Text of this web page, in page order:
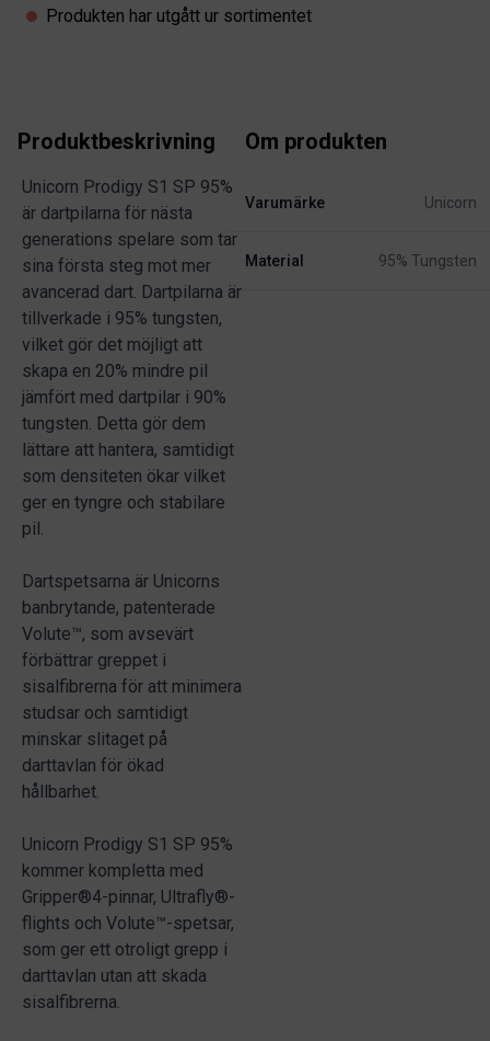
Product information
Produkten har utgått ur sortimentet
Produktbeskrivning
Unicorn Prodigy S1 SP 95%
är dartpilarna för nästa
generations spelare som tar
sina första steg mot mer
avancerad dart. Dartpilarna är
tillverkade i 95% tungsten,
vilket gör det möjligt att
skapa en 20% mindre pil
jämfört med dartpilar i 90%
tungsten. Detta gör dem
lättare att hantera, samtidigt
som densiteten ökar vilket
ger en tyngre och stabilare
pil.
Dartspetsarna är Unicorns
banbrytande, patenterade
Volute™, som avsevärt
förbättrar greppet i
sisalfibrerna för att minimera
studsar och samtidigt
minskar slitaget på
darttavlan för ökad
hållbarhet.
Unicorn Prodigy S1 SP 95%
kommer kompletta med
Gripper®4-pinnar, Ultrafly®-
flights och Volute™-spetsar,
som ger ett otroligt grepp i
darttavlan utan att skada
sisalfibrerna.
Om produkten
Varumärke Unicorn
Material 95% Tungsten